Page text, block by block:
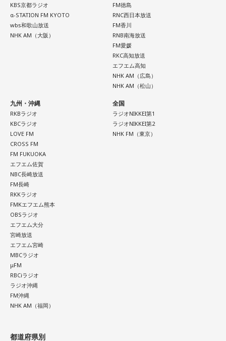
小林：あと、港区の文化財でしたっけ？
寺内：指定文化財、力石ね。一発、張り手バチンかましてや
小林：持ち上がるかどうか試すものなのにお前、相撲取って
寺内：力石とね(笑)。都心の中心にある歴史ある神社。いや、
すごいところですよ。
小林：女性にも大人気とのことだから、ご興味あればぜひ！
寺内：芝大神宮！ いや、ジンジャー神社へ！
※絵馬の前で御朱印を喜ぶ小林氏。
芝大神宮は東京のど真ん中にありながら、1000年の歴史を誇
る色々な歴史のある神社でした。人気の強運御守は現在頒布
終了中ですが、お近くに立ち寄られた際は、是非、ご参拝し
てみてください。
てまいります。ご期待ください！
水曜の放送をradikoで聴く
木曜の放送をradikoで聴く
KBS京都ラジオ
α-STATION FM KYOTO
wbs和歌山放送
NHK AM（大阪）
FM徳島
RNC西日本放送
FM香川
RNB南海放送
FM愛媛
RKC高知放送
エフエム高知
NHK AM（広島）
NHK AM（松山）
九州・沖縄
RKBラジオ
KBCラジオ
LOVE FM
CROSS FM
FM FUKUOKA
エフエム佐賀
NBC長崎放送
FM長崎
RKKラジオ
FMKエフエム熊本
OBSラジオ
エフエム大分
宮崎放送
エフエム宮崎
MBCラジオ
μFM
RBCiラジオ
ラジオ沖縄
FM沖縄
NHK AM（福岡）
全国
ラジオNIKKEI第1
ラジオNIKKEI第2
NHK FM（東京）
都道府県別